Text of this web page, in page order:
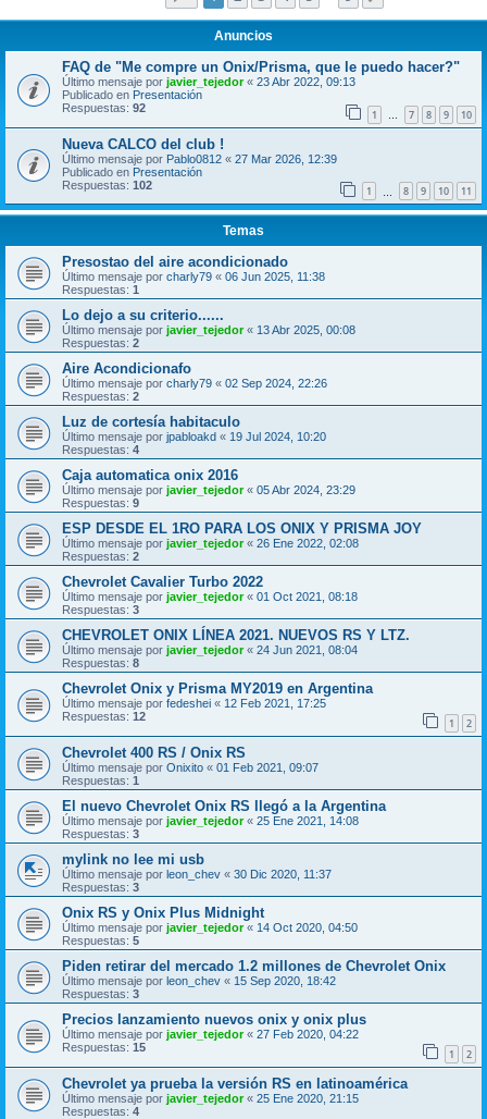
Anuncios
FAQ de "Me compre un Onix/Prisma, que le puedo hacer?"
Último mensaje por javier_tejedor« 23 Abr 2022, 09:13
Publicado en Presentación
Respuestas: 92 1 … 7 8 9 10
Nueva CALCO del club !
Último mensaje por Pablo0812 « 27 Mar 2026, 12:39
Publicado en Presentación
Respuestas: 102 1 8 9 10 11
Temas
Presostao del aire acondicionado
Último mensaje por charly79 « 06 Jun 2025, 11:38
Respuestas: 1
Lo dejo a su criterio......
Último mensaje por javier_tejedor« 13 Abr 2025, 00:08
Respuestas: 2
Aire Acondicionafo
Último mensaje por charly79 « 02 Sep 2024, 22:26
Respuestas: 2
Luz de cortesía habitaculo
Último mensaje por jpabloakd « 19 Jul 2024, 10:20
Respuestas: 4
Caja automatica onix 2016
Último mensaje por javier_tejedor« 05 Abr 2024, 23:29
Respuestas: 9
ESP DESDE EL 1RO PARA LOS ONIX Y PRISMA JOY
Último mensaje por javier_tejedor« 26 Ene 2022, 02:08
Respuestas: 2
Chevrolet Cavalier Turbo 2022
Último mensaje por javier_tejedor« 01 Oct 2021, 08:18
Respuestas: 3
CHEVROLET ONIX LÍNEA 2021. NUEVOS RS Y LTZ.
Último mensaje por javier_tejedor« 24 Jun 2021, 08:04
Respuestas: 8
Chevrolet Onix y Prisma MY2019 en Argentina
Último mensaje por fedeshei « 12 Feb 2021, 17:25
Respuestas: 12 1 2
Chevrolet 400 RS / Onix RS
Último mensaje por Onixito « 01 Feb 2021, 09:07
Respuestas: 1
El nuevo Chevrolet Onix RS llegó a la Argentina
Último mensaje por javier_tejedor« 25 Ene 2021, 14:08
Respuestas: 3
mylink no lee mi usb
Último mensaje por leon_chev « 30 Dic 2020, 11:37
Respuestas: 3
Onix RS y Onix Plus Midnight
Último mensaje por javier_tejedor« 14 Oct 2020, 04:50
Respuestas: 5
Piden retirar del mercado 1.2 millones de Chevrolet Onix
Último mensaje por leon_chev « 15 Sep 2020, 18:42
Respuestas: 3
Precios lanzamiento nuevos onix y onix plus
Último mensaje por javier_tejedor« 27 Feb 2020, 04:22
Respuestas: 15 1 2
Chevrolet ya prueba la versión RS en latinoamérica
Último mensaje por javier_tejedor« 25 Ene 2020, 21:15
Respuestas: 4